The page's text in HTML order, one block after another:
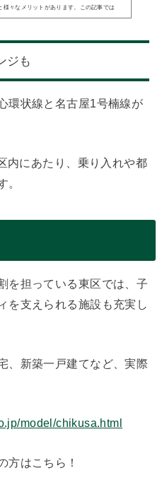
々なメリットがあります。この記事では
ジも
環状線と名古屋1号楠線が
内にあたり、乗り入れや都
。
を担っている東区では、子
を支えられる施設も充実し
、新築一戸建てなど、実際
model/chikusa.html
方はこちら！